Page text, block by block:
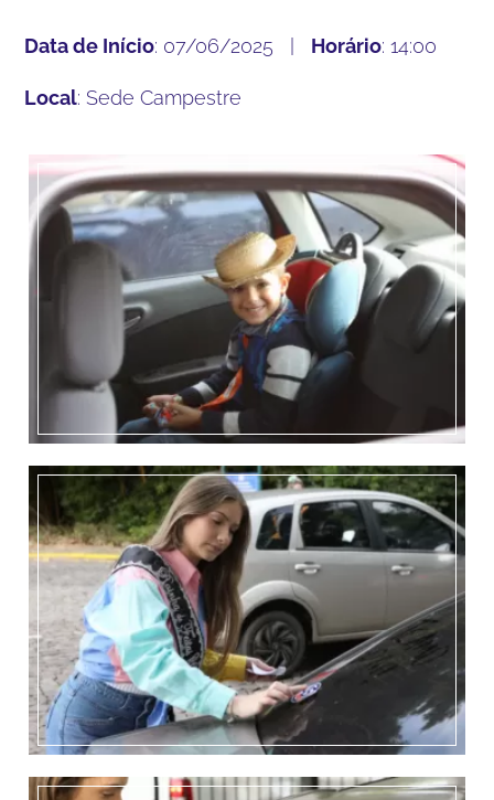
Data de Início: 07/06/2025 | Horário: 14:00
Local: Sede Campestre